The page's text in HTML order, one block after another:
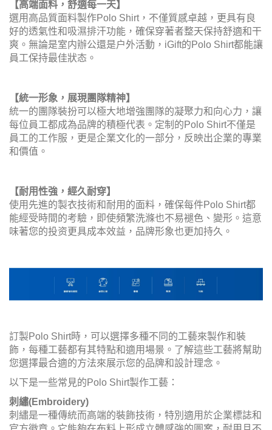
選用高品質面料製作Polo Shirt，不僅質感卓越，更具有良
好的透氣性和吸濕排汗功能，確保穿著者整天保持舒適和干
爽。無論是室内辦公還是户外活動，iGift的Polo Shirt都能讓
員工保持最佳狀态。
統一的團隊裝扮可以極大地增強團隊的凝聚力和向心力，讓
每位員工都成為品牌的積極代表。定制的Polo Shirt不僅是
員工的工作服，更是企業文化的一部分，反映出企業的專業
和價值。
使用先進的製衣技術和耐用的面料，確保每件Polo Shirt都
能經受時間的考驗，即使頻繁洗滌也不易褪色、變形。這意
味著您的投资更具成本效益，品牌形象也更加持久。
飾，每種工藝都有其特點和適用場景。了解這些工藝將幫助
您選擇最合適的方法來展示您的品牌和設計理念。
刺繡是一種傳統而高端的裝飾技術，特別適用於企業標誌和
官方徽章。它能夠在布料上形成立體感強的圖案，耐用且不